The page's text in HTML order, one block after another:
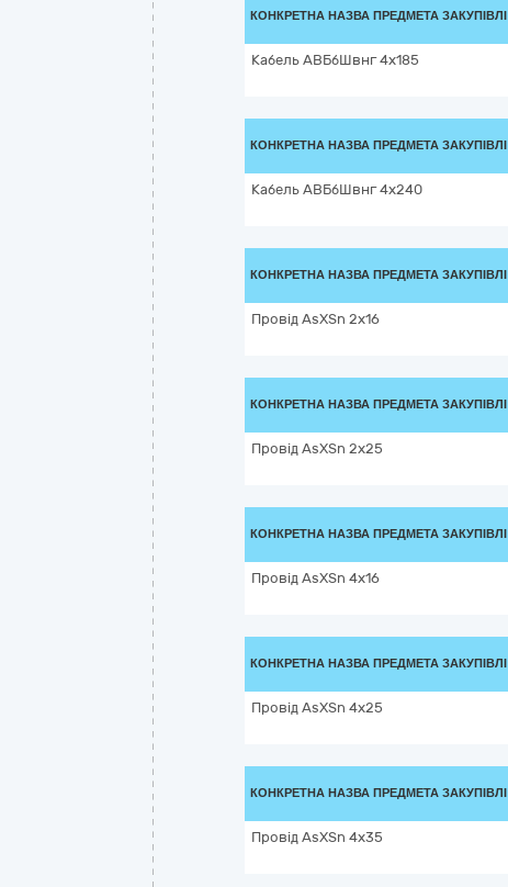
КОНКРЕТНА НАЗВА ПРЕДМЕТА ЗАКУПІВЛІ
Кабель АВБбШвнг 4х185
КОНКРЕТНА НАЗВА ПРЕДМЕТА ЗАКУПІВЛІ
Кабель АВБбШвнг 4х240
КОНКРЕТНА НАЗВА ПРЕДМЕТА ЗАКУПІВЛІ
Провід AsXSn 2х16
КОНКРЕТНА НАЗВА ПРЕДМЕТА ЗАКУПІВЛІ
Провід AsXSn 2х25
КОНКРЕТНА НАЗВА ПРЕДМЕТА ЗАКУПІВЛІ
Провід AsXSn 4х16
КОНКРЕТНА НАЗВА ПРЕДМЕТА ЗАКУПІВЛІ
Провід AsXSn 4х25
КОНКРЕТНА НАЗВА ПРЕДМЕТА ЗАКУПІВЛІ
Провід AsXSn 4х35